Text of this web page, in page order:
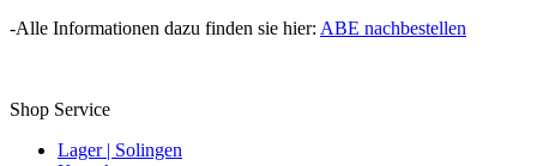
-Alle Informationen dazu finden sie hier: ABE nachbestellen
Shop Service
Lager | Solingen